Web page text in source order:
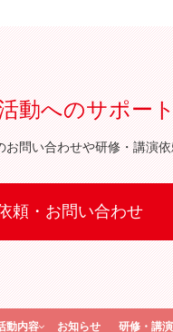
動へのサポー
お問い合わせや研修・講演
頼・お問い合わせ
動内容 お知らせ 研修・講